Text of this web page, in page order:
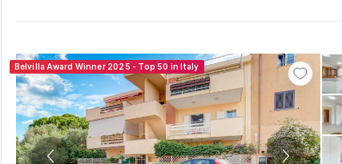
Belvilla Award Winner 2025 - Top 50 in Italy